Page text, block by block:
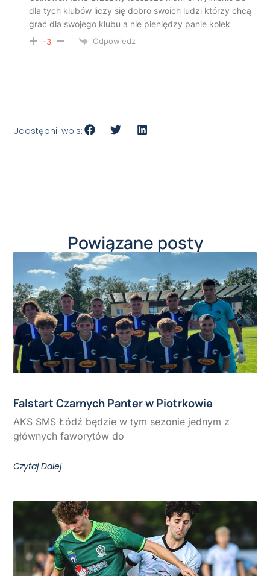
dla tych klubów liczy się dobro swoich ludzi którzy chcą
grać dla swojego klubu a nie pieniędzy panie kołek
-3 Odpowiedz
Udostępnij wpis:
Powiązane posty
Falstart Czarnych Panter w Piotrkowie
AKS SMS Łódź będzie w tym sezonie jednym z
głównych faworytów do
Czytaj Dalej